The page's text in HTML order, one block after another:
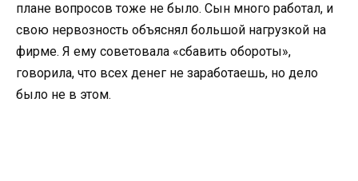
плане вопросов тоже не было. Сын много работал, и
свою нервозность объяснял большой нагрузкой на
фирме. Я ему советовала «сбавить обороты»,
говорила, что всех денег не заработаешь, но дело
было не в этом.